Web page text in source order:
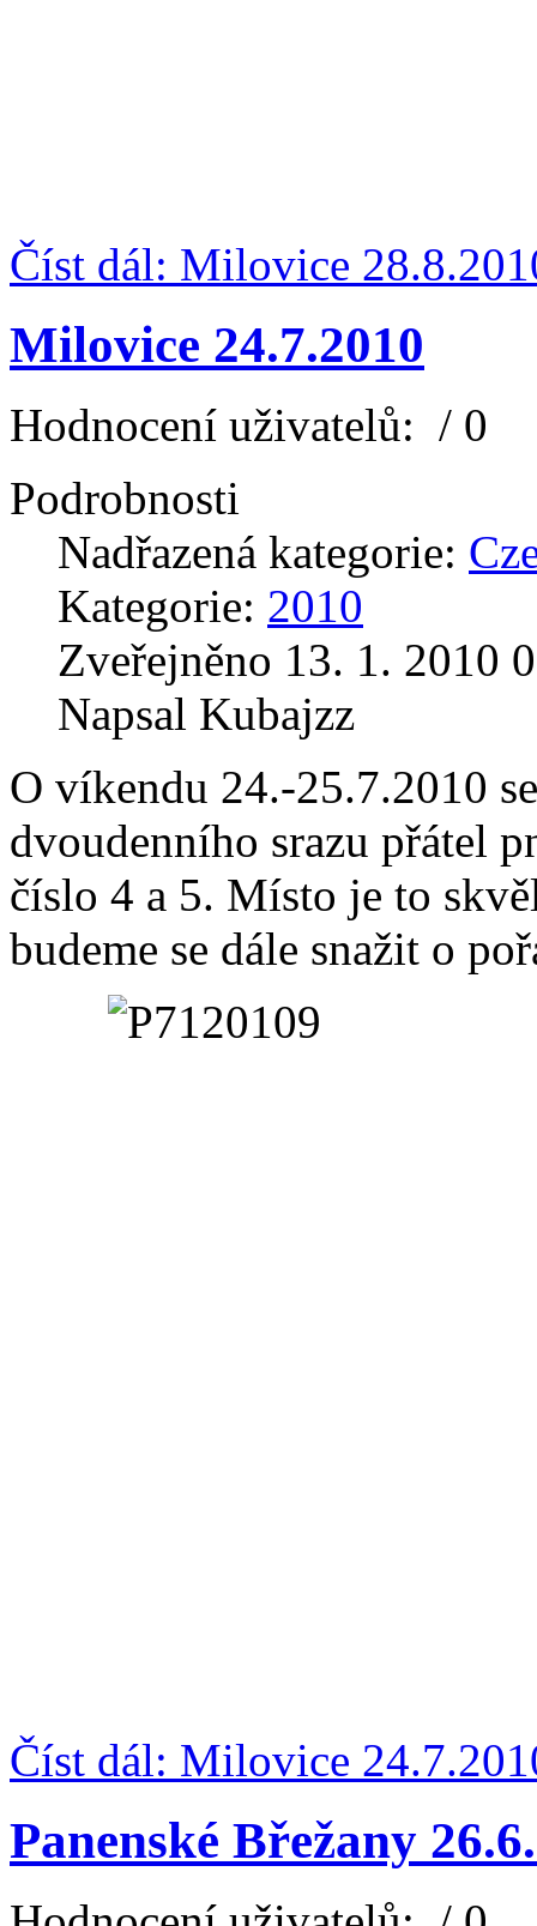
Číst dál: Milovice
Milovice 24.7.2010
Hodnocení uživatelů: / 0
Podrobnosti
Nadřazená kategorie:
Kategorie: 2010
Zveřejněno 13. 1. 2010
Napsal Kubajzz
O víkendu 24.-25.7.2010
dvoudenního srazu přátel
číslo 4 a 5. Místo je to
budeme se dále snažit o
Číst dál: Milovice
Panenské Břežany